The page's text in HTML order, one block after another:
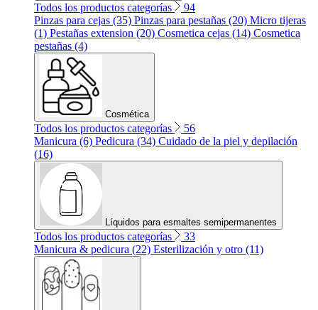
Todos los productos categorías
94
Pinzas para cejas (35) Pinzas para pestañas (20) Micro tijeras
(1) Pestañas extension (20) Cosmetica cejas (14) Cosmetica
pestañas (4)
Cosmética
Todos los productos categorías
56
Manicura (6) Pedicura (34) Cuidado de la piel y depilación
(16)
Líquidos para esmaltes semipermanentes
Todos los productos categorías
33
Manicura & pedicura (22) Esterilización y otro (11)